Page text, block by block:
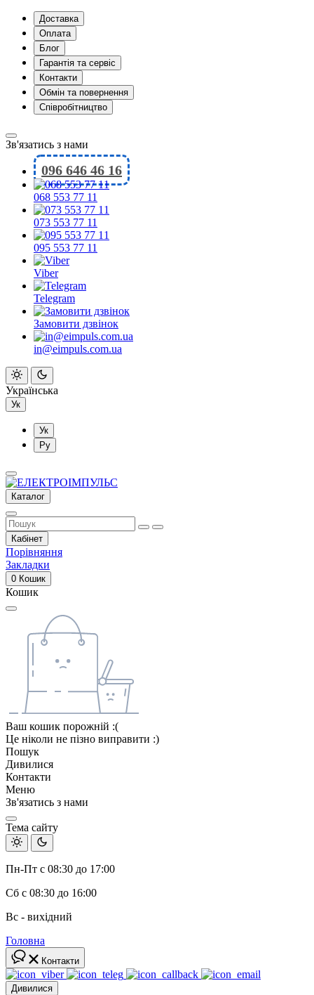
Доставка
Оплата
Блог
Гарантія та сервіс
Контакти
Обмін та повернення
Співробітництво
Зв'язатись з нами
096 646 46 16
068 553 77 11
073 553 77 11
095 553 77 11
Viber
Telegram
Замовити дзвінок
in@eimpuls.com.ua
Українська
Ук
Ук
Ру
Каталог
Кабінет
Порівняння
Закладки
0 Кошик
Кошик
Ваш кошик порожній :(
Це ніколи не пізно виправити :)
Пошук
Дивилися
Контакти
Меню
Зв'язатись з нами
Тема сайту
Пн-Пт с 08:30 до 17:00
Сб с 08:30 до 16:00
Вс - вихідний
Головна
Контакти
Дивилися